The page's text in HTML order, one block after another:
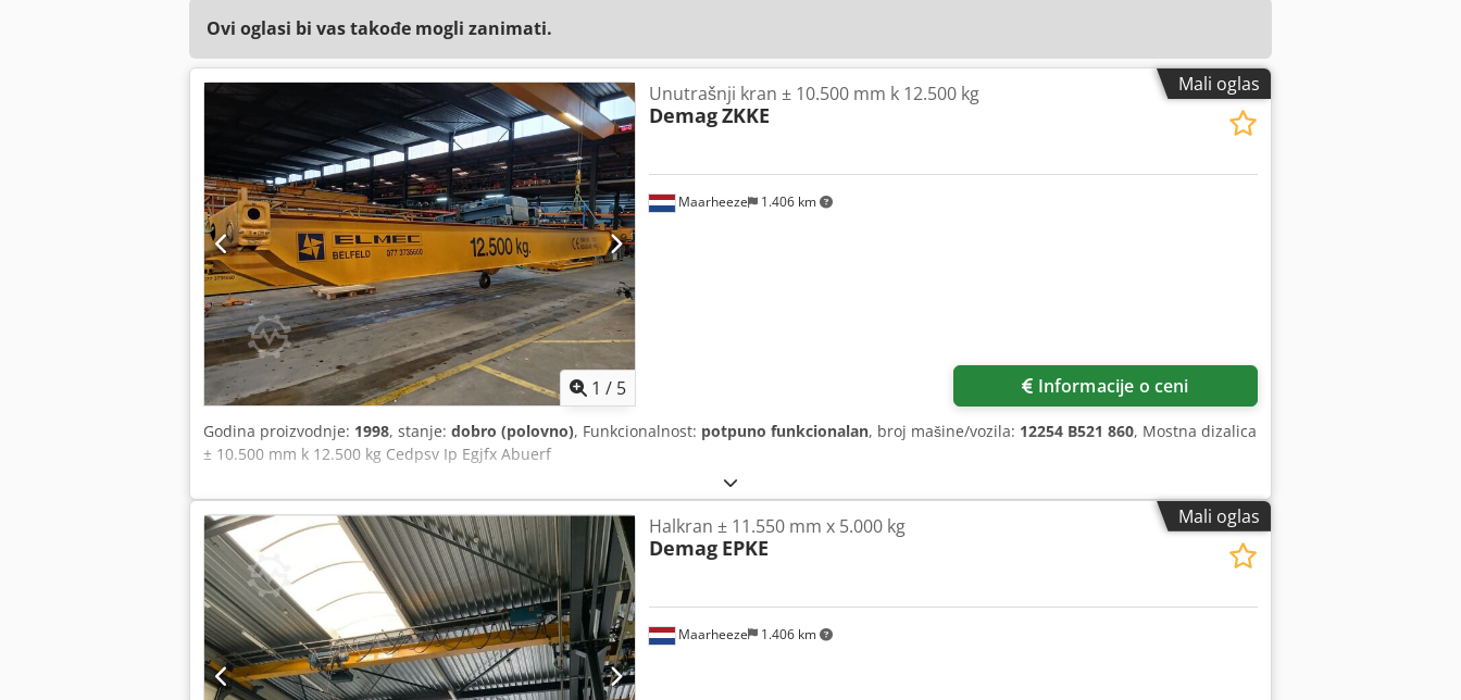
Ovi oglasi bi vas takođe mogli zanimati.
Mali oglas
1 / 5
Maarheeze 1.406 km
Unutrašnji kran ± 10.500 mm k 12.500 kg
DemagZKKE
Informacije o ceni
Godina proizvodnje: 1998, stanje: dobro (polovno), Funkcionalnost: potpuno funkcionalan, broj mašine/vozila: 12254 B521 860, Mostna dizalica
± 10.500 mm k 12.500 kg Cedpsv Ip Egjfx Abuerf
Mali oglas
Maarheeze 1.406 km
Halkran ± 11.550 mm x 5.000 kg
Demag EPKE